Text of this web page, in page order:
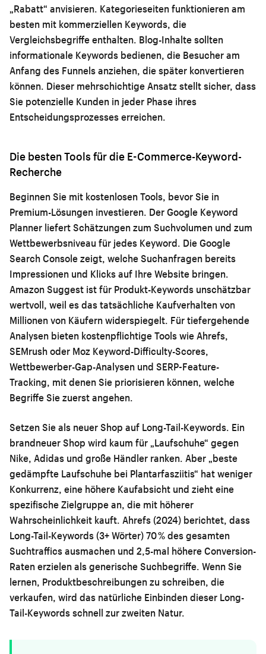
„Rabatt“ anvisieren. Kategorieseiten funktionieren am
besten mit kommerziellen Keywords, die
Vergleichsbegriffe enthalten. Blog-Inhalte sollten
informationale Keywords bedienen, die Besucher am
Anfang des Funnels anziehen, die später konvertieren
können. Dieser mehrschichtige Ansatz stellt sicher, dass
Sie potenzielle Kunden in jeder Phase ihres
Entscheidungsprozesses erreichen.
Die besten Tools für die E-Commerce-Keyword-
Recherche
Beginnen Sie mit kostenlosen Tools, bevor Sie in
Premium-Lösungen investieren. Der Google Keyword
Planner liefert Schätzungen zum Suchvolumen und zum
Wettbewerbsniveau für jedes Keyword. Die Google
Search Console zeigt, welche Suchanfragen bereits
Impressionen und Klicks auf Ihre Website bringen.
Amazon Suggest ist für Produkt-Keywords unschätzbar
wertvoll, weil es das tatsächliche Kaufverhalten von
Millionen von Käufern widerspiegelt. Für tiefergehende
Analysen bieten kostenpflichtige Tools wie Ahrefs,
SEMrush oder Moz Keyword-Difficulty-Scores,
Wettbewerber-Gap-Analysen und SERP-Feature-
Tracking, mit denen Sie priorisieren können, welche
Begriffe Sie zuerst angehen.
Setzen Sie als neuer Shop auf Long-Tail-Keywords. Ein
brandneuer Shop wird kaum für „Laufschuhe“ gegen
Nike, Adidas und große Händler ranken. Aber „beste
gedämpfte Laufschuhe bei Plantarfasziitis“ hat weniger
Konkurrenz, eine höhere Kaufabsicht und zieht eine
spezifische Zielgruppe an, die mit höherer
Wahrscheinlichkeit kauft. Ahrefs (2024) berichtet, dass
Long-Tail-Keywords (3+ Wörter) 70 % des gesamten
Suchtraffics ausmachen und 2,5-mal höhere Conversion-
Raten erzielen als generische Suchbegriffe. Wenn Sie
lernen, Produktbeschreibungen zu schreiben, die
verkaufen, wird das natürliche Einbinden dieser Long-
Tail-Keywords schnell zur zweiten Natur.